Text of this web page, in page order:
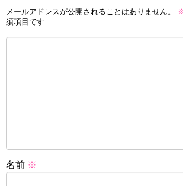
メールアドレスが公開されることはありません。
須項目です
名前 ※